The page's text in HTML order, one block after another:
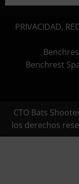
PRIVACIDAD,
Benchrest
CTO Bats
los derechos